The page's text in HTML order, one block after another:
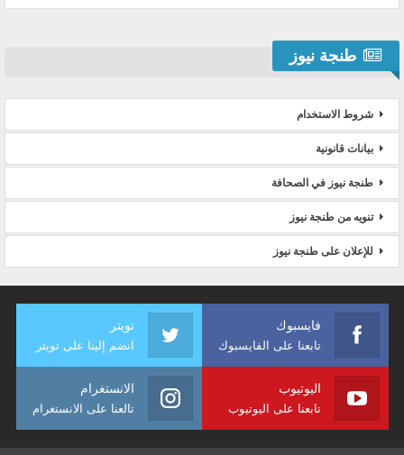
طنجة نيوز
شروط الاستخدام
بيانات قانونية
طنجة نيوز في الصحافة
تنويه من طنجة نيوز
للإعلان على طنجة نيوز
فايسبوك
تابعنا على الفايسبوك
تويتر
انضم إلينا على تويتر
اليوتيوب
تابعنا على اليوتيوب
الانستغرام
تالعنا على الانستغرام